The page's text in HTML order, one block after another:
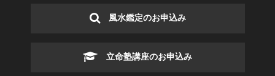
風水鑑定のお申込み
立命塾講座のお申込み